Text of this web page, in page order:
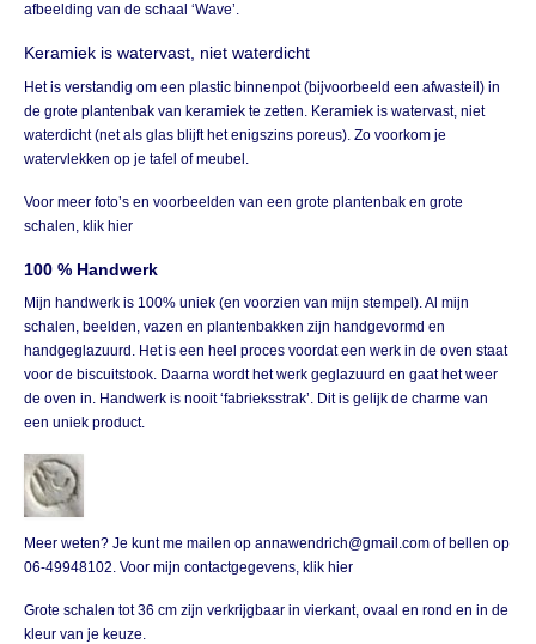
afbeelding van de schaal ‘Wave’.
Keramiek is watervast, niet waterdicht
Het is verstandig om een plastic binnenpot (bijvoorbeeld een afwasteil) in
de grote plantenbak van keramiek te zetten. Keramiek is watervast, niet
waterdicht (net als glas blijft het enigszins poreus). Zo voorkom je
watervlekken op je tafel of meubel.
Voor meer foto’s en voorbeelden van een grote plantenbak en grote
schalen, klik hier
100 % Handwerk
Mijn handwerk is 100% uniek (en voorzien van mijn stempel). Al mijn
schalen, beelden, vazen en plantenbakken zijn handgevormd en
handgeglazuurd. Het is een heel proces voordat een werk in de oven staat
voor de biscuitstook. Daarna wordt het werk geglazuurd en gaat het weer
de oven in. Handwerk is nooit ‘fabrieksstrak’. Dit is gelijk de charme van
een uniek product.
Meer weten? Je kunt me mailen op annawendrich@gmail.com of bellen op
06-49948102. Voor mijn contactgegevens, klik hier
Grote schalen tot 36 cm zijn verkrijgbaar in vierkant, ovaal en rond en in de
kleur van je keuze.